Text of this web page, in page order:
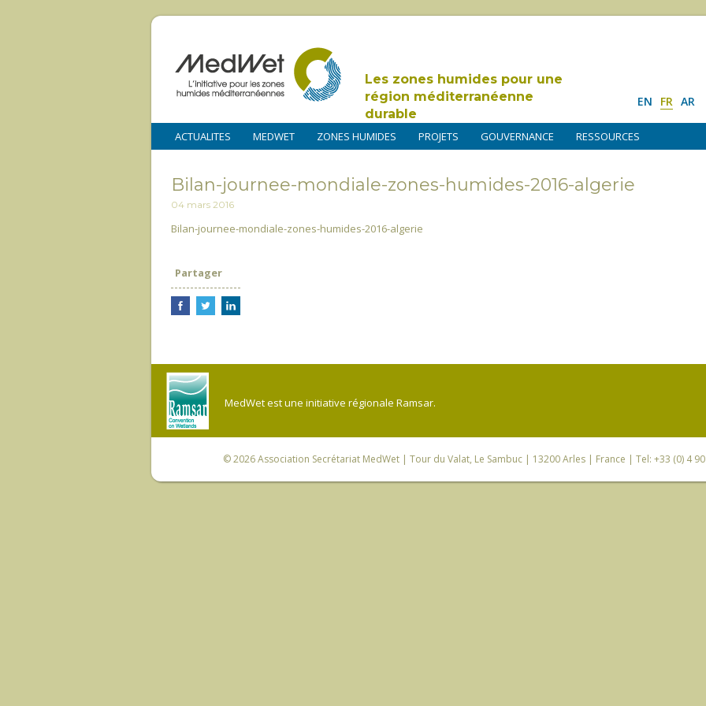
Les zones humides pour une
région méditerranéenne
durable
EN FR AR
ACTUALITES MEDWET ZONES HUMIDES PROJETS GOUVERNANCE RESSOURCES
Bilan-journee-mondiale-zones-humides-2016-algerie
04 mars 2016
Bilan-journee-mondiale-zones-humides-2016-algerie
Partager
MedWet est une initiative régionale Ramsar.
© 2026Association Secrétariat MedWet | Tour du Valat, Le Sambuc | 13200 Arles | France | Tel: +33 (0) 4